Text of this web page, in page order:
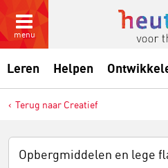
menu
Leren Helpen
Terug naar Creatief